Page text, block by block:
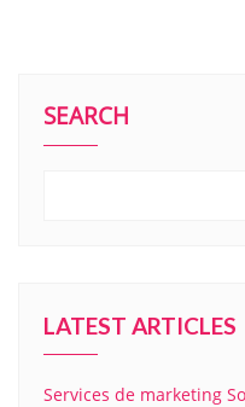
SEARCH
LATEST ARTICLES
Services de marketing